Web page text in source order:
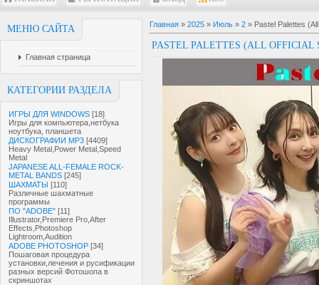
МЕНЮ САЙТА
Главная страница
КАТЕГОРИИ РАЗДЕЛА
ИГРЫ ДЛЯ WINDOWS [18]
Игры для компьютера,нетбука
ноутбука, планшета
ДИСКОГРАФИИ MP3 [4409]
Heavy Metal,Power Metal,Speed
Metal
JAPANESE ALL-FEMALE ROCK-
METAL BANDS [245]
ШАХМАТЫ [110]
Различные шахматные
программы
ПО "ADOBE" [11]
Illustrator,Premiere Pro,After
Effects,Photoshop
Lightroom,Audition
ADOBE PHOTOSHOP [34]
Пошаговая процедура
установки,лечения и русификации
разных версий Фотошопа в
скриншотах
Главная » 2025 » Июль » 2 » Pastel Palettes
PASTEL PALETTES (ALL OFFICIAL